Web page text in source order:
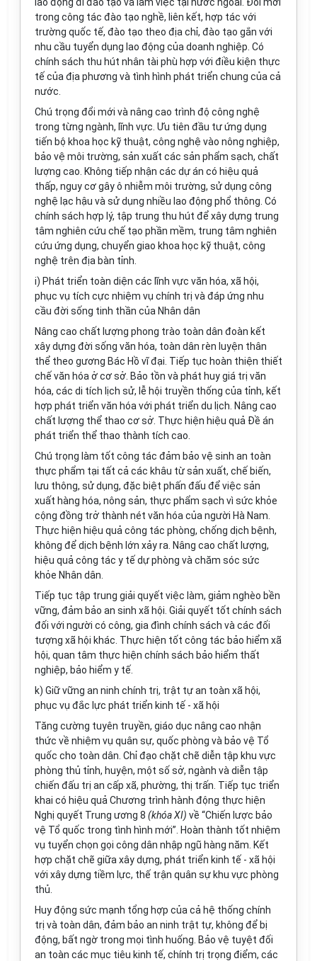
trong công tác đào tạo nghề, liên kết, hợp tác với
trường quốc tế, đào tạo theo địa chỉ, đào tạo gắn với
nhu cầu tuyển dụng lao động của doanh nghiệp. Có
chính sách thu hút nhân tài phù hợp với điều kiện thực
tế của địa phương và tình hình phát triển chung của cả
nước.
Chú trọng đổi mới và nâng cao trình độ công nghệ
trong từng ngành, lĩnh vực. Ưu tiên đầu tư ứng dụng
tiến bộ khoa học kỹ thuật, công nghệ vào nông nghiệp,
bảo vệ môi trường, sản xuất các sản phẩm sạch, chất
lượng cao. Không tiếp nhận các dự án có hiệu quả
thấp, nguy cơ gây ô nhiễm môi trường, sử dụng công
nghệ lạc hậu và sử dụng nhiều lao động phổ thông. Có
chính sách hợp lý, tập trung thu hút để xây dựng trung
tâm nghiên cứu chế tạo phần mềm, trung tâm nghiên
cứu ứng dụng, chuyển giao khoa học kỹ thuật, công
nghệ trên địa bàn tỉnh.
i) Phát triển toàn diện các lĩnh vực văn hóa, xã hội,
phục vụ tích cực nhiệm vụ chính trị và đáp ứng nhu
cầu đời sống tinh thần của Nhân dân
Nâng cao chất lượng phong trào toàn dân đoàn kết
xây dựng đời sống văn hóa, toàn dân rèn luyện thân
thể theo gương Bác Hồ vĩ đại. Tiếp tục hoàn thiện thiết
chế văn hóa ở cơ sở. Bảo tồn và phát huy giá trị văn
hóa, các di tích lịch sử, lễ hội truyền thống của tỉnh, kết
hợp phát triển văn hóa với phát triển du lịch. Nâng cao
chất lượng thể thao cơ sở. Thực hiện hiệu quả Đề án
phát triển thể thao thành tích cao.
Chú trọng làm tốt công tác đảm bảo vệ sinh an toàn
thực phẩm tại tất cả các khâu từ sản xuất, chế biến,
lưu thông, sử dụng, đặc biệt phấn đấu để việc sản
xuất hàng hóa, nông sản, thực phẩm sạch vì sức khỏe
cộng đồng trở thành nét văn hóa của người Hà Nam.
Thực hiện hiệu quả công tác phòng, chống dịch bệnh,
không đểdịch bệnh lớn xảy ra. Nâng cao chất lượng,
hiệu quả công tác y tế dự phòng và chăm sóc sức
khỏe Nhân dân.
Tiếp tục tập trung giải quyết việc làm, giảm nghèo bền
vững, đảm bảo an sinh xã hội. Giải quyết tốt chính sách
đối với người có công, gia đình chính sách và các đối
tượng xã hội khác. Thực hiện tốt công tác bảo hiểm xã
hội, quan tâm thực hiện chính sách bảo hiểm thất
nghiệp, bảo hiểm y tế.
k) Giữ vững an ninh chính trị, trật tự an toàn xã hội,
phục vụ đắc lực phát triển kinh tế - xã hội
Tăng cường tuyên truyền, giáo dục nâng cao nhận
thức về nhiệm vụ quân sự, quốc phòng và bảo vệ Tổ
quốc cho toàn dân. Chỉ đạo chặt chẽ diễn tập khu vực
phòng thủ tỉnh, huyện, một số sở, ngành và diễn tập
chiến đấu trị an cấp xã, phường, thị trấn. Tiếp tục triển
khai có hiệu quả Chương trình hành động thực hiện
Nghị quyết Trung ương 8 (khóa XI) về “Chiến lược bảo
vệ Tổ quốc trong tình hình mới”. Hoàn thành tốt nhiệm
vụ tuyển chọn gọi công dân nhập ngũ hàng năm. Kết
hợp chặt chẽ giữa xây dựng, phát triển kinh tế - xã hội
với xây dựng tiềm lực, thế trận quân sự khu vực phòng
thủ.
Huy động sức mạnh tổng hợp của cả hệ thống chính
trị và toàn dân, đảm bảo an ninh trật tự, không để bị
động, bất ngờ trong mọi tình huống. Bảo vệ tuyệt đối
an toàn các mục tiêu kinh tế, chính trị trọng điểm, các